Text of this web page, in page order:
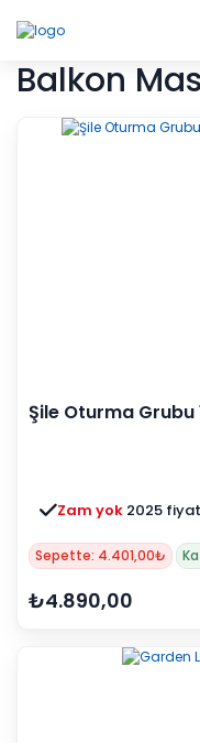
Balkon
Şile Oturma Grubu
Zam yok 2025
Sepette: 4.401,00₺
₺4.890,00